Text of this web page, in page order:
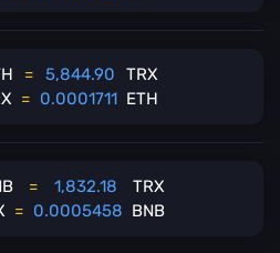
= 5,844.90
TRX
= 0.0001711 ETH
= 1,832.18
TRX
= 0.0005458 BNB